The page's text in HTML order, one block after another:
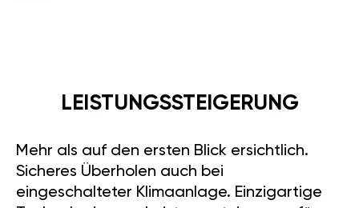
LEISTUNGSSTEIGERUNG
Mehr als auf den ersten Blick ersichtlich.
Sicheres Überholen auch bei
eingeschalteter Klimaanlage. Einzigartige